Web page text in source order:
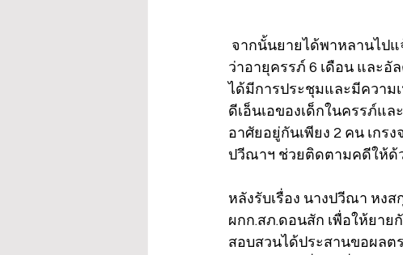
จากนั้นยายได้พาหลานไป
ว่าอายุครรภ์ 6 เดือน และ
ได้มีการประชุมและมีความ
ดีเอ็นเอของเด็กในครรภ์แ
อาศัยอยู่กันเพียง 2 คน เกร
ปวีณาฯ ช่วยติดตามคดีให้ด้
หลังรับเรื่อง นางปวีณา หง
ผกก.สภ.ดอนสัก เพื่อให้ยาย
สอบสวนได้ประสานขอผลต